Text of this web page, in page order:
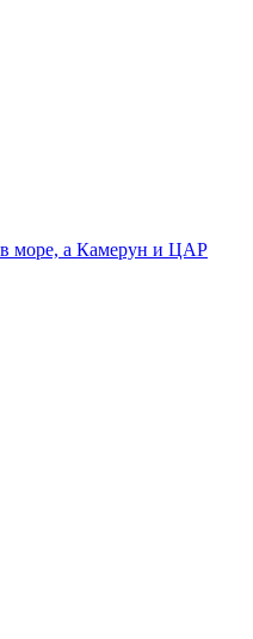
в море, а Камерун и ЦАР